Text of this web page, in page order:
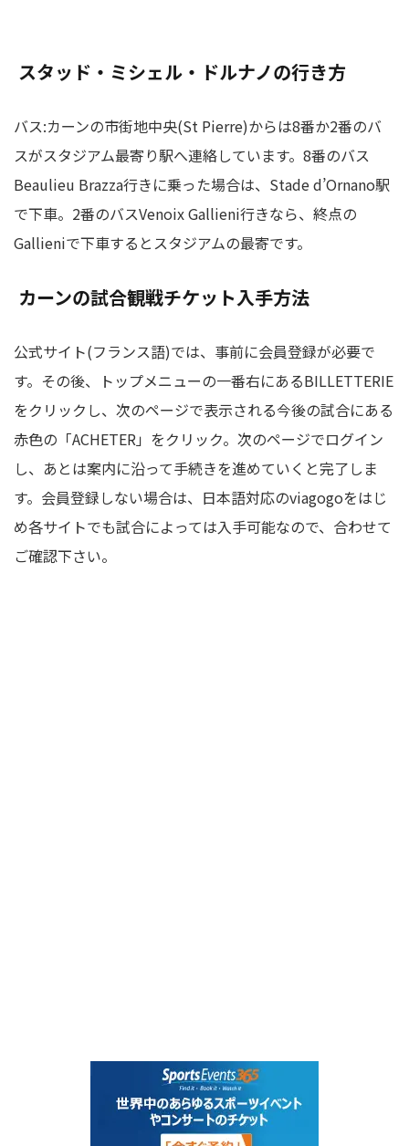
スタッド・ミシェル・ドルナノの行き方
バス:カーンの市街地中央(St Pierre)からは8番か2番のバ
スがスタジアム最寄り駅へ連絡しています。8番のバス
Beaulieu Brazza行きに乗った場合は、Stade d’Ornano駅
で下車。2番のバスVenoix Gallieni行きなら、終点の
Gallieniで下車するとスタジアムの最寄です。
カーンの試合観戦チケット入手方法
公式サイト(フランス語)では、事前に会員登録が必要で
す。その後、トップメニューの一番右にあるBILLETTERIE
をクリックし、次のページで表示される今後の試合にある
赤色の「ACHETER」をクリック。次のページでログイン
し、あとは案内に沿って手続きを進めていくと完了しま
す。会員登録しない場合は、日本語対応のviagogoをはじ
め各サイトでも試合によっては入手可能なので、合わせて
ご確認下さい。